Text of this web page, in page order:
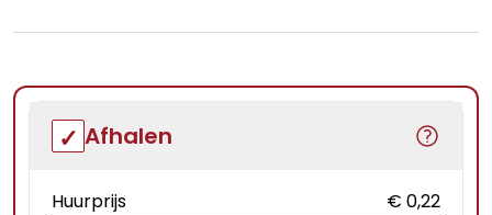
Afhalen
Huurprijs
€ 0,22